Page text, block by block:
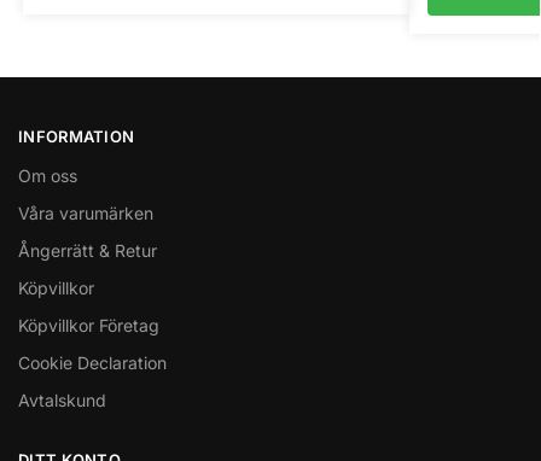
INFORMATION
Om oss
Våra varumärken
Ångerrätt & Retur
Köpvillkor
Köpvillkor Företag
Cookie Declaration
Avtalskund